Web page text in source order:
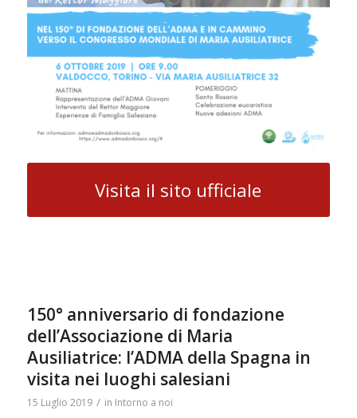
Visita il sito ufficiale
150° anniversario di fondazione
dell’Associazione di Maria
Ausiliatrice: l’ADMA della Spagna in
visita nei luoghi salesiani
15 Luglio 2019 / in Intorno a noi